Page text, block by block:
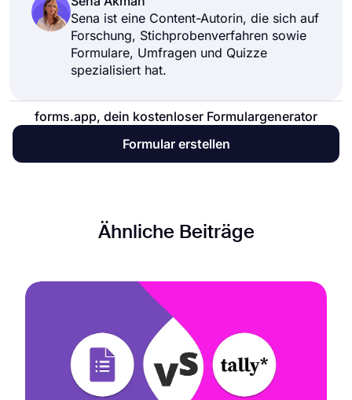
Sena ist eine Content-Autorin, die sich auf
Forschung, Stichprobenverfahren sowie
Formulare, Umfragen und Quizze
spezialisiert hat.
forms.app, dein kostenloser Formulargenerator
Formular erstellen
Ähnliche Beiträge